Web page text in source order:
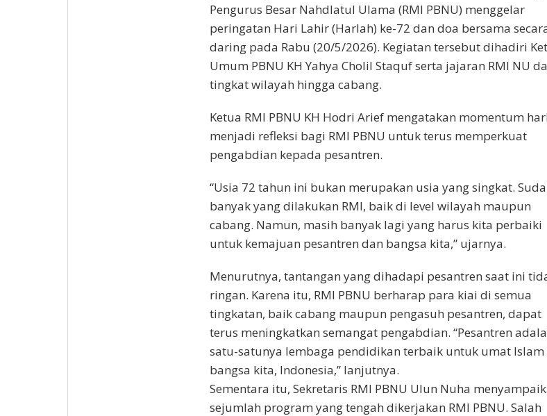
Pengurus Besar Nahdlatul Ulama (RMI PBNU) menggelar
peringatan Hari Lahir (Harlah) ke-72 dan doa bersama
daring pada Rabu (20/5/2026). Kegiatan tersebut dihadiri
Umum PBNU KH Yahya Cholil Staquf serta jajaran RMI NU
tingkat wilayah hingga cabang.
Ketua RMI PBNU KH Hodri Arief mengatakan momentum
menjadi refleksi bagi RMI PBNU untuk terus memperkuat
pengabdian kepada pesantren.
“Usia 72 tahun ini bukan merupakan usia yang singkat.
banyak yang dilakukan RMI, baik di level wilayah maupun
cabang. Namun, masih banyak lagi yang harus kita perbaiki
untuk kemajuan pesantren dan bangsa kita,” ujarnya.
Menurutnya, tantangan yang dihadapi pesantren saat ini
ringan. Karena itu, RMI PBNU berharap para kiai di semua
tingkatan, baik cabang maupun pengasuh pesantren, dapat
terus meningkatkan semangat pengabdian. “Pesantren
satu-satunya lembaga pendidikan terbaik untuk umat Islam
bangsa kita, Indonesia,” lanjutnya.
Sementara itu, Sekretaris RMI PBNU Ulun Nuha
sejumlah program yang tengah dikerjakan RMI PBNU. Salah